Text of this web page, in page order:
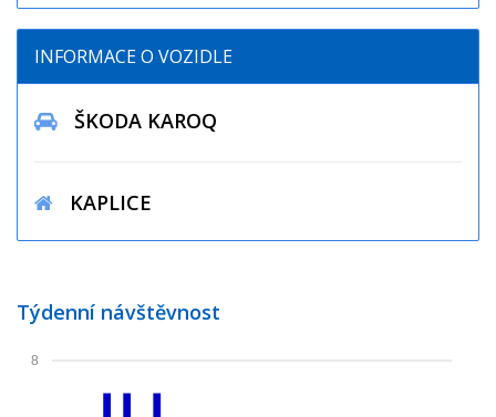
INFORMACE O VOZIDLE
ŠKODA KAROQ
KAPLICE
Týdenní návštěvnost
8